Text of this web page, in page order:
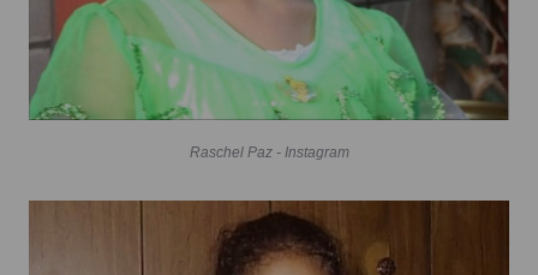
Raschel Paz - Instagram